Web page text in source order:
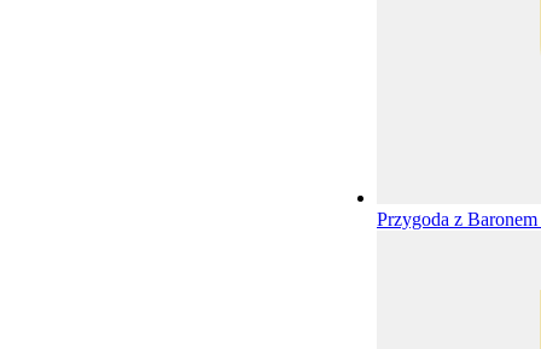
Przygoda z Baronem